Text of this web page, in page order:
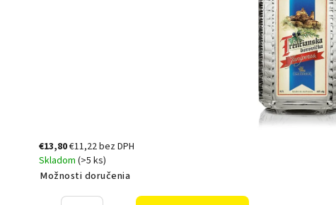
€13,80€11,22 bez DPH
Skladom (>5 ks)
Možnosti doručenia